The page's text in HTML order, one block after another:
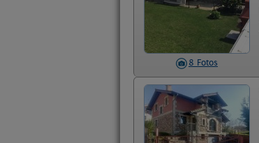
8 Fotos